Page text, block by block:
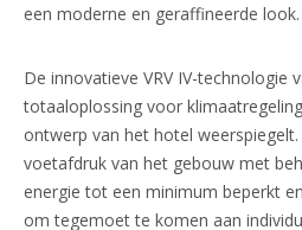
een moderne en geraffineerde look.
De innovatieve VRV IV-technologie
totaaloplossing voor
ontwerp van het hotel
voetafdruk van het gebouw met
energie tot een minimum beperkt
om tegemoet te komen aan